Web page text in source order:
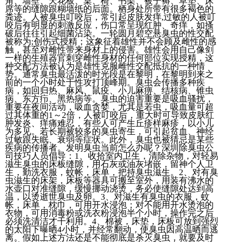
席等的缝隙跟糊墙纸的后面。栖身处所带有很多褐色的
粪迹。人被臭虫叮咬后，常引起皮肤发痒,过敏的人被叮
咬后有明显的刺激反应，伤口常呈现红肿、奇痒，如搔
破后往往引起细菌沾染。一轮圆月碧空悬臭虫的性交配
被称为;创伤式授精；这象征着雄性并不会顾及雌性的感
触，甚至对雌性带来身材上的侵害。雄性会用自己像剑
一样的生殖器官刺穿雌性身材的任何部位实现授精，这
种交配方法被认为是雄性克服雌性交配抵抗的一种情
势。通常臭虫最活泼的时光段是在黎明，在黎明到来之
前的一个小时处于性攻打顶峰期。臭虫会传播多种疾
病，如回归热、麻风、鼠疫、小儿麻痹、结核病、锥虫
病、东方疖、黑热病等。臭虫的迫害重要是吸血骚扰，
重要在夜间活动，吸血贪婪，尤其是若虫，吸血量可超
过其体重的1～2倍，人被叮咬后，重大时可导致皮肤红
肿发炎、痒痛难忍，有些人可产生丘疹样麻疹，以小儿
为多见。若长期被较多的臭虫寄生，可引起贫血、神经
过敏跟失眠、衰弱等症状。此外，臭虫也被猜忌是某些
疾病的传播者。发明臭虫当前怎么办呢？深圳除臭虫公
司技巧人员倡导：1、收拾室内卫生，清除杂物，对轻易
滋生臭虫的床板缝隙，用石灰或油灰堵嵌，留神个人卫
生，勤洗衣服，蚊帐，床单，把持臭虫滋生。2、对有臭
虫滋生的床架，床板等器具可搬至室外，用装有沸水的
水壶口对准缝隙，缓慢挪动浇烫，务必使缝隙处达到高
温，以烫逝世臭虫及卵。3、对滋生有臭虫的衣服，蚊
帐，床单，枕巾，可用开水浸泡；对不能用开水烫泡的
衣物，可用消毒粉或洗衣粉浸泡半个小时，操作完之后
必须洗清洁才干利用。4、棉被，床垫，床板可放到强烈
的太阳下曝晒4小时，并经常翻动，使臭虫因高温晒而逃
离。假如上述方法还是不能彻底是杀灭臭虫，就要及时